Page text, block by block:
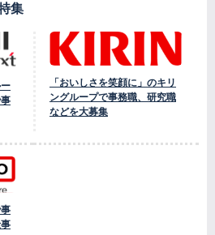
集
「おいしさを笑顔に」のキリ
ングループで事務職、研究職
などを大募集